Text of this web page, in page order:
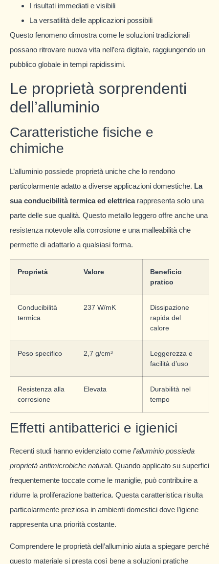
I risultati immediati e visibili
La versatilità delle applicazioni possibili
Questo fenomeno dimostra come le soluzioni tradizionali
possano ritrovare nuova vita nell’era digitale, raggiungendo un
pubblico globale in tempi rapidissimi.
Le proprietà sorprendenti
dell’alluminio
Caratteristiche fisiche e
chimiche
L’alluminio possiede proprietà uniche che lo rendono
particolarmente adatto a diverse applicazioni domestiche. La
sua conducibilità termica ed elettricarappresenta solo una
parte delle sue qualità. Questo metallo leggero offre anche una
resistenza notevole alla corrosione e una malleabilità che
permette di adattarlo a qualsiasi forma.
Proprietà Valore
Beneficio
pratico
Conducibilità
termica
237 W/mK
Dissipazione
rapida del
calore
Peso specifico 2,7 g/cm³
Leggerezza e
facilità d’uso
Resistenza alla
corrosione
Elevata
Durabilità nel
tempo
Effetti antibatterici e igienici
Recenti studi hanno evidenziato come l’alluminio possieda
proprietà antimicrobiche naturali. Quando applicato su superfici
frequentemente toccate come le maniglie, può contribuire a
ridurre la proliferazione batterica. Questa caratteristica risulta
particolarmente preziosa in ambienti domestici dove l’igiene
rappresenta una priorità costante.
Comprendere le proprietà dell’alluminio aiuta a spiegare perché
questo materiale si presta così bene a soluzioni pratiche